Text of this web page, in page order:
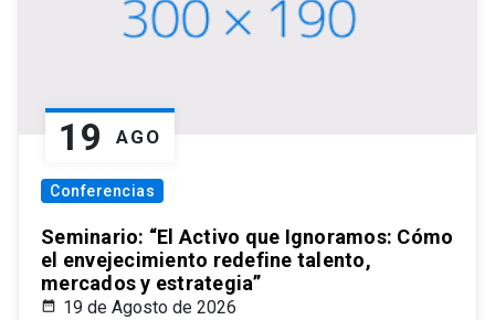
19 AGO
Conferencias
Seminario: “El Activo que Ignoramos: Cómo
el envejecimiento redefine talento,
mercados y estrategia”
19 de Agosto de 2026